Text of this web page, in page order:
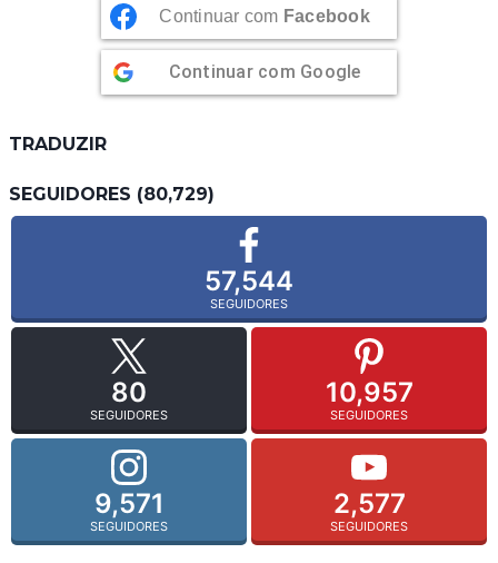
Continuar com Facebook
Continuar com Google
TRADUZIR
SEGUIDORES (80,729)
57,544
SEGUIDORES
80
SEGUIDORES
10,957
SEGUIDORES
9,571
SEGUIDORES
2,577
SEGUIDORES